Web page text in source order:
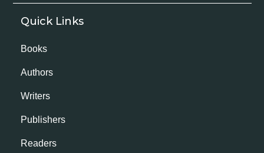
Quick Links
Books
Authors
Writers
Publishers
Readers